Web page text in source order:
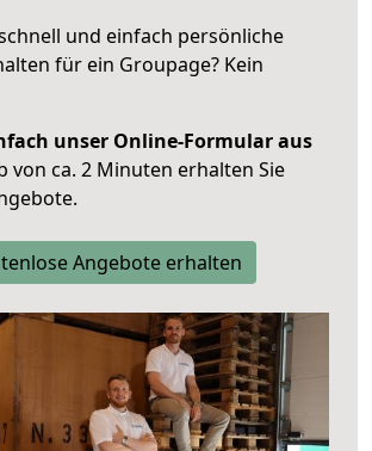
und einfach persönliche
für ein Groupage? Kein
unser Online-Formular aus
von ca. 2 Minuten erhalten Sie
Angebote erhalten